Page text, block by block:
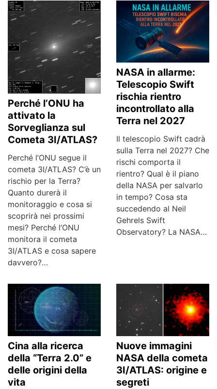
Perché l’ONU ha
attivato la
Sorveglianza sul
Cometa 3I/ATLAS?
Perché l’ONU segue il
cometa 3I/ATLAS? C’è un
rischio per la Terra?
Quanto durerà il
monitoraggio e cosa si
scoprirà nei prossimi
mesi? Perché l’ONU
monitora il cometa
3I/ATLAS e cosa sapere
davvero?…
NASA in allarme:
Telescopio Swift
rischia rientro
incontrollato alla
Terra nel 2027
Il telescopio Swift cadrà
sulla Terra nel 2027? Che
rischi comporta il
rientro? Qual è il piano
della NASA per salvarlo
in tempo? Cosa sta
succedendo al Neil
Gehrels Swift
Observatory? La NASA…
Cina alla ricerca
della “Terra 2.0” e
delle origini della
vita
Nuove immagini
NASA della cometa
3I/ATLAS: origine e
segreti